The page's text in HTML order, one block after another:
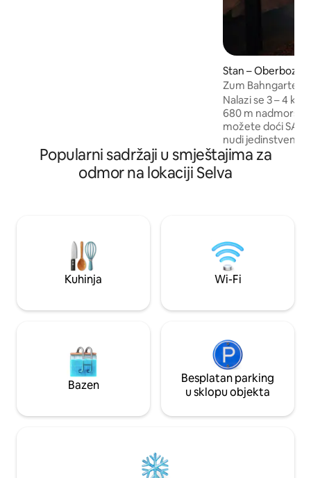
TUŠEVIMA ♥️PUNJENJE ELEKTRIČNIH
VOZILA ♥️WI-FI, 2 SMART TV 55"
♥️OSTVARITE SAN O PRIVATNOM
Stan – Oberbozen
Zum
povijesna
Nalazi se 3 – 4
680 m
možete doći
nudi jedinstven
aktivnostima na
od kaosa
dušu boravkom
spomenika
Pijuckajte vino na
punim zvijezda. U
Ritten Card (!)
Popularni sadržaji u smještajima za
odmor na lokaciji Selva
Kuhinja Wi-Fi
Bazen
Besplatan parking
u sklopu objekta